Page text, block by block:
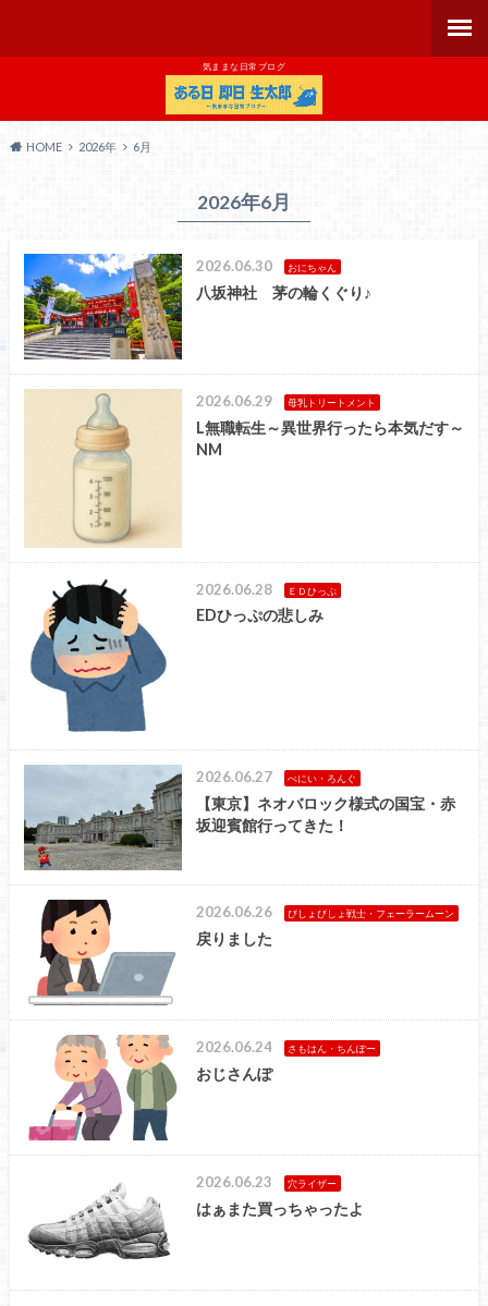
気ままな日常ブログ
HOME 2026年 6月
2026年6月
2026.06.30 おにちゃん
八坂神社 茅の輪くぐり♪
2026.06.29 母乳トリートメント
L無職転生～異世界行ったら本気だす～
NM
2026.06.28 ＥＤひっぷ
EDひっぷの悲しみ
2026.06.27 ぺにい・ろんぐ
【東京】ネオバロック様式の国宝・赤
坂迎賓館行ってきた！
2026.06.26 びしょびしょ戦士・フェーラームーン
戻りました
2026.06.24 さもはん・ちんぽー
おじさんぽ
2026.06.23 穴ライザー
はぁまた買っちゃったよ